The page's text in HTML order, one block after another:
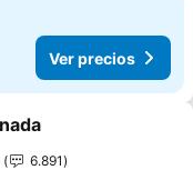
Ver precios
favoritos
6.891